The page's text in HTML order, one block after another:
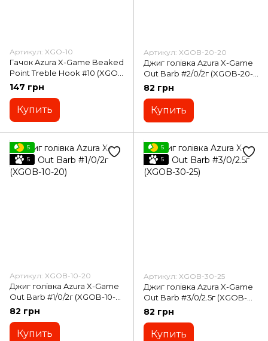
Артикул: XGO-10
Гачок Azura X-Game Beaked
Point Treble Hook #10 (XGO-
10)
147 грн
Купить
Артикул: XGOB-20-20
Джиг голівка Azura X-Game
Out Barb #2/0/2г (XGOB-20-
20)
82 грн
Купить
5
5
Артикул: XGOB-10-20
Джиг голівка Azura X-Game
Out Barb #1/0/2г (XGOB-10-
20)
82 грн
Купить
5
5
Артикул: XGOB-30-25
Джиг голівка Azura X-Game
Out Barb #3/0/2.5г (XGOB-
30-25)
82 грн
Купить